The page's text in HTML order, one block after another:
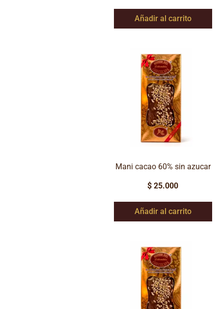
Añadir al carrito
Mani cacao 60% sin azucar
$ 25.000
Añadir al carrito